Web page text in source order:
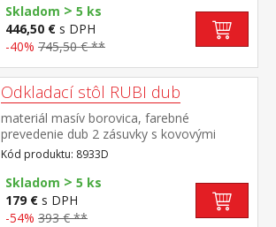
Skladom > 5 ks
446,50 € s DPH
-40% 745,50 € **
Odkladací stôl RUBI dub
materiál masív borovica, farebné
prevedenie dub 2 zásuvky s kovovými
pojazdmi
Kód produktu: 8933D
Skladom > 5 ks
179 € s DPH
-54% 393 € **